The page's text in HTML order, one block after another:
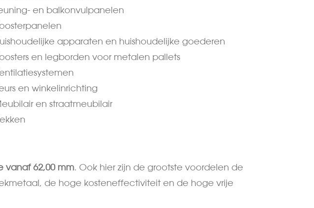
en balkonvulpanelen
apparaten en huishoudelijke goederen
en legborden voor metalen pallets
en winkelinrichting
en straatmeubilair
vanaf 62,00 mm. Ook hier zijn de grootste voordelen de
de hoge kosteneffectiviteit en de hoge vrije